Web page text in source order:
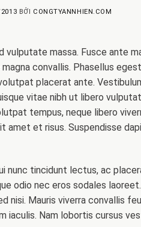
BỞI CONGTYANNHIEN.COM
massa. Fusce ante
convallis. Phasellus
placerat ante.
vitae nibh ut libero
tempus, neque libero
et risus. Suspendisse
nunc tincidunt lectus, ac
odio nec eros sodales
nisi. Mauris viverra convallis
Nam lobortis cursus